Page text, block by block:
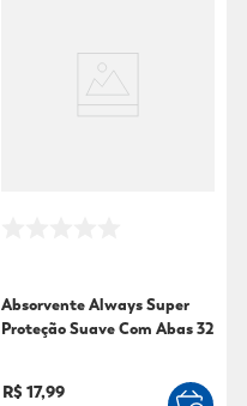
Absorvente Always Super
Proteção Suave Com Abas 32
R$ 17,99